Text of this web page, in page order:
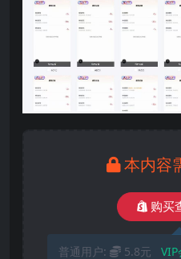
本内容
购买
普通用户: 5.8元 VIP